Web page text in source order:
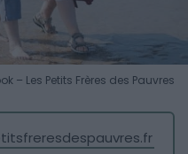
– Les Petits Frères des Pauvres